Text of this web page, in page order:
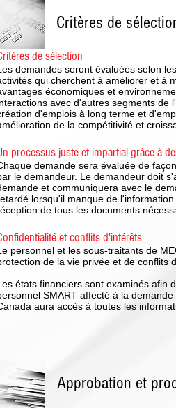
Critères de
de sélection
demandes seront évaluées selon
qui cherchent à améliorer et à
économiques et
avec d'autres segments de
d'emplois à long terme et
de la compétitivité et
processus juste et impartial grâce à
demande sera évaluée de
le demandeur. Le demandeur doit
et communiquera avec le
lorsqu'il manque de
de tous les documents
et conflits d'intérêts
personnel et les sous-traitants de
de la vie privée et de conflits
états financiers sont examinés afin
SMART affecté à la
aura accès à toutes les
Approbation et